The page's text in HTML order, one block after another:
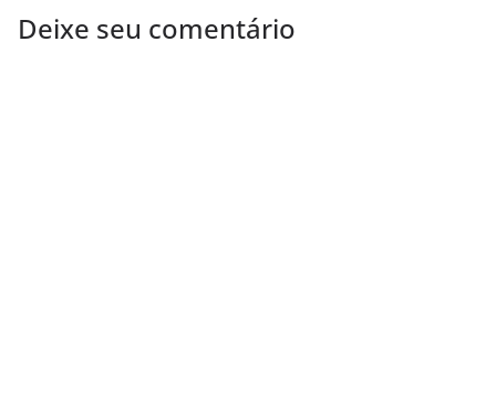
Deixe seu comentário